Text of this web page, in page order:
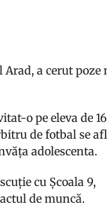
Arad, a cerut poze
o pe eleva de
de fotbal se
adolescenta.
cu Școala 9,
de muncă.